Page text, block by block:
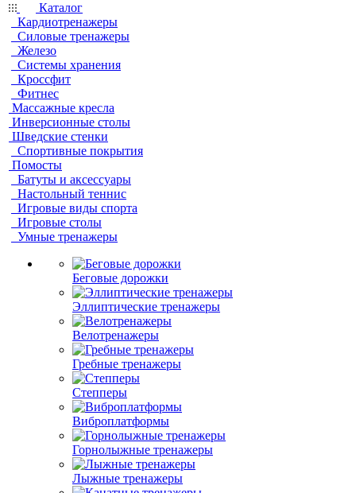
Каталог
Кардиотренажеры
Силовые тренажеры
Железо
Системы хранения
Кроссфит
Фитнес
Массажные кресла
Инверсионные столы
Шведские стенки
Спортивные покрытия
Помосты
Батуты и аксессуары
Настольный теннис
Игровые виды спорта
Игровые столы
Умные тренажеры
Беговые дорожки
Эллиптические тренажеры
Велотренажеры
Гребные тренажеры
Степперы
Виброплатформы
Горнолыжные тренажеры
Лыжные тренажеры